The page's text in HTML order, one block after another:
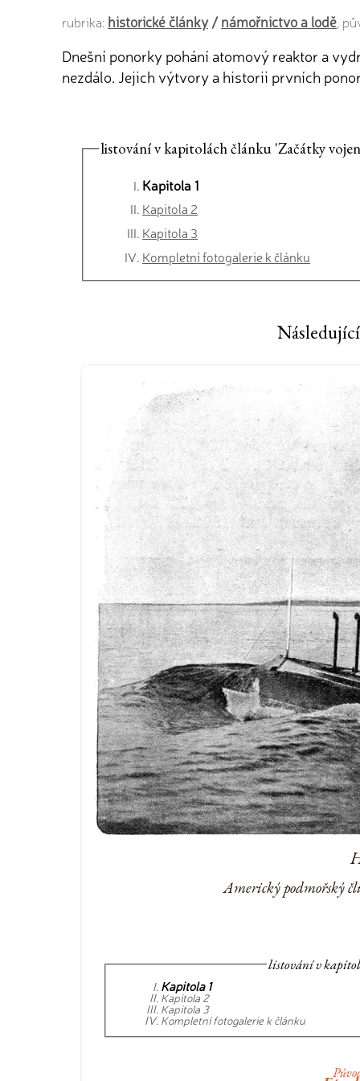
rubrika: historické články/námořnictvo a lodě ,
Dnešní ponorky pohání atomový reaktor a
nezdálo. Jejich výtvory a historii prvních
listování v kapitolách článku 'Začátky
Kapitola 1
Kapitola 2
Kapitola 3
Kompletní fotogalerie k článku
Americký podmořský
listování v
Kapitola 1
Kapitola 2
Kapitola 3
Kompletní fotogalerie k článku